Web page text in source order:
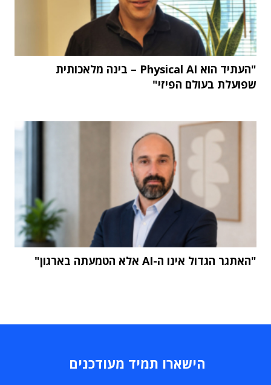
"העתיד הוא Physical AI – בינה מלאכותית
שפועלת בעולם הפיזי"
"האתגר הגדול אינו ה-AI אלא הטמעתה בארגון"
הישארו תמיד מעודכנים